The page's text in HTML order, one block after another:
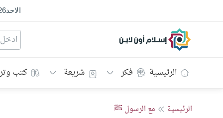
الاحد
إسلام أون لاين
الرئيسية فكر شريعة كتب
الرئيسية مع الرسول ﷺ